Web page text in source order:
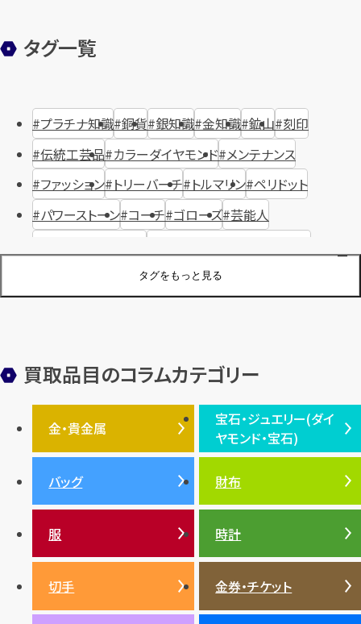
タグ一覧
タグをもっと見る
プラチナ知識 銅貨 銀知識 金知識 鉱山 刻印
伝統工芸品 カラーダイヤモンド メンテナンス
ファッション トリーバーチ トルマリン ペリドット
パワーストーン コーチ ゴローズ 芸能人
ジュエリーブランド オーデマピゲ
装飾品 オメガ シュプリーム ウブロ
エルメス ダイヤモンド ルイ・ヴィトン 豆知識 カルティエ
投資 金地金 金価格・相場 グッチ 買取 プラダ
ティファニー
金貨 ブルガリ
バッグ
アメジスト
バレンシアガ
ルビー 陶磁器・ガラス ブレゲ SDGs
買取品目のコラムカテゴリー
金・貴金属
金・貴金属TOP
プラチナ
銀・シルバー
宝石・ジュエリー(ダイ
ヤモンド・宝石)
宝石・ジュエリー(ダイヤモ
ンド・宝石)TOP
ダイヤモンド
エメラルド
ルビー
サファイア
バッグ 財布
服 時計
切手 金券・チケット